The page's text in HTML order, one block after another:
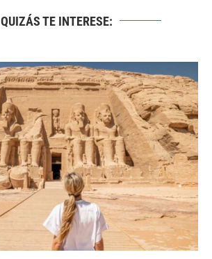
QUIZÁS TE INTERESE: